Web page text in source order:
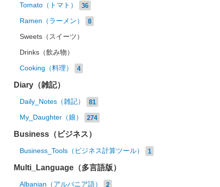
Tomato（トマト） 36
Ramen（ラーメン） 8
Sweets（スイーツ）
Drinks（飲み物）
Cooking（料理） 4
Diary（雑記）
Daily_Notes（雑記） 81
My_Daughter（娘） 274
Business（ビジネス）
Business_Tools（ビジネス計算ツール） 1
Multi_Language（多言語版）
Albanian（アルバニア語） 2